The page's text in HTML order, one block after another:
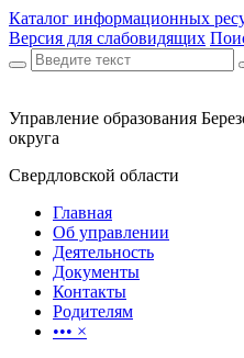
Каталог информационных
Версия для слабовидящих
Управление образования
округа
Свердловской области
Главная
Об управлении
Деятельность
Документы
Контакты
Родителям
••• ×